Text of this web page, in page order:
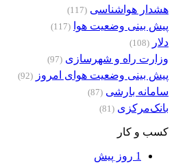
هشدار هواشناسی (117)
پیش بینی وضعیت هوا (117)
دلار (108)
وزارت راه و شهرسازی (97)
پیش بینی وضعیت هوای امروز (92)
سامانه بارشی (87)
بانک‌مرکزی (81)
کسب و کار
1 روز پیش